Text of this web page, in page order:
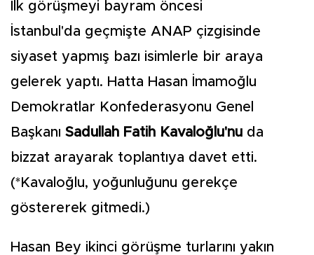
İlk görüşmeyi bayram öncesi
İstanbul'da geçmişte ANAP çizgisinde
siyaset yapmış bazı isimlerle bir araya
gelerek yaptı. Hatta Hasan İmamoğlu
Demokratlar Konfederasyonu Genel
Başkanı Sadullah Fatih Kavaloğlu'nu da
bizzat arayarak toplantıya davet etti.
(*Kavaloğlu, yoğunluğunu gerekçe
göstererek gitmedi.)
Hasan Bey ikinci görüşme turlarını yakın